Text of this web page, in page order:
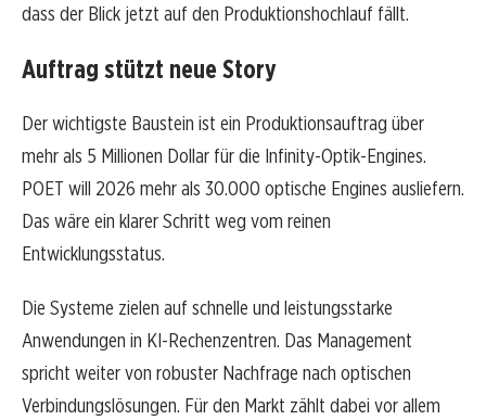
dass der Blick jetzt auf den Produktionshochlauf fällt.
Auftrag stützt neue Story
Der wichtigste Baustein ist ein Produktionsauftrag über
mehr als 5 Millionen Dollar für die Infinity-Optik-Engines.
POET will 2026 mehr als 30.000 optische Engines ausliefern.
Das wäre ein klarer Schritt weg vom reinen
Entwicklungsstatus.
Die Systeme zielen auf schnelle und leistungsstarke
Anwendungen in KI-Rechenzentren. Das Management
spricht weiter von robuster Nachfrage nach optischen
Verbindungslösungen. Für den Markt zählt dabei vor allem